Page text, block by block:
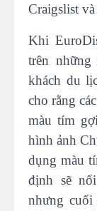
Craigslist
Khi
trên
khách du
cho rằng
màu tím
hình ảnh
dụng màu
định sẽ
nhưng